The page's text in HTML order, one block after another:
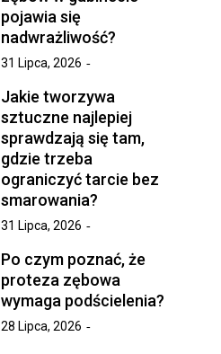
pojawia się
nadwrażliwość?
31 Lipca, 2026
Jakie tworzywa
sztuczne najlepiej
sprawdzają się tam,
gdzie trzeba
ograniczyć tarcie bez
smarowania?
31 Lipca, 2026
Po czym poznać, że
proteza zębowa
wymaga podścielenia?
28 Lipca, 2026